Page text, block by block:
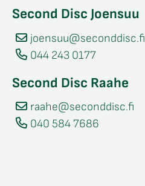
Second Disc Joensuu
joensuu@seconddisc.fi
044 243 0177
Second Disc Raahe
raahe@seconddisc.fi
040 584 7686